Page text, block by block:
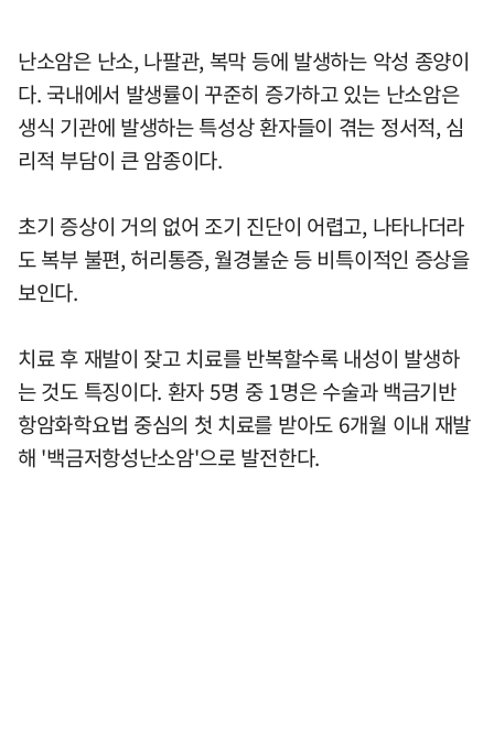
난소암은 난소, 나팔관, 복막 등에 발생하는 악성 종양이
다. 국내에서 발생률이 꾸준히 증가하고 있는 난소암은
생식 기관에 발생하는 특성상 환자들이 겪는 정서적, 심
리적 부담이 큰 암종이다.
초기 증상이 거의 없어 조기 진단이 어렵고, 나타나더라
도 복부 불편, 허리통증, 월경불순 등 비특이적인 증상을
보인다.
치료 후 재발이 잦고 치료를 반복할수록 내성이 발생하
는 것도 특징이다. 환자 5명 중 1명은 수술과 백금기반
항암화학요법 중심의 첫 치료를 받아도 6개월 이내 재발
해 '백금저항성난소암'으로 발전한다.